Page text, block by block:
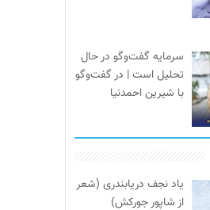
سرمایه گفت‌وگو در حال
تحلیل است | در گفت‌وگو
با شیرین احمدنیا
یاد نجف دریابندری (شعر
از شاپور جورکش)